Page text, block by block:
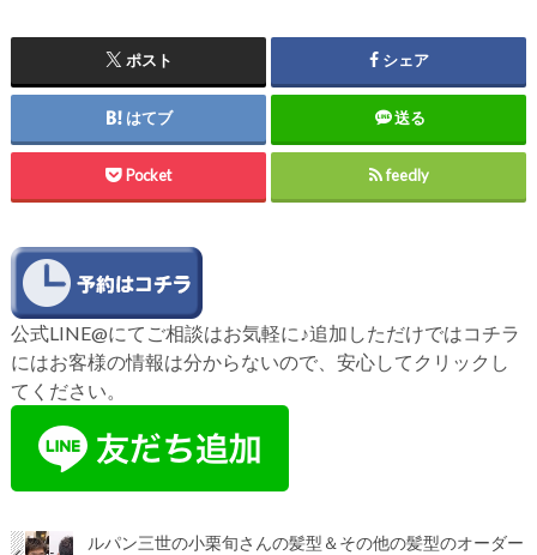
ポスト シェア
はてブ 送る
Pocket feedly
公式LINE@にてご相談はお気軽に♪追加しただけではコチラ
にはお客様の情報は分からないので、安心してクリックし
てください。
ルパン三世の小栗旬さんの髪型＆その他の髪型のオーダー